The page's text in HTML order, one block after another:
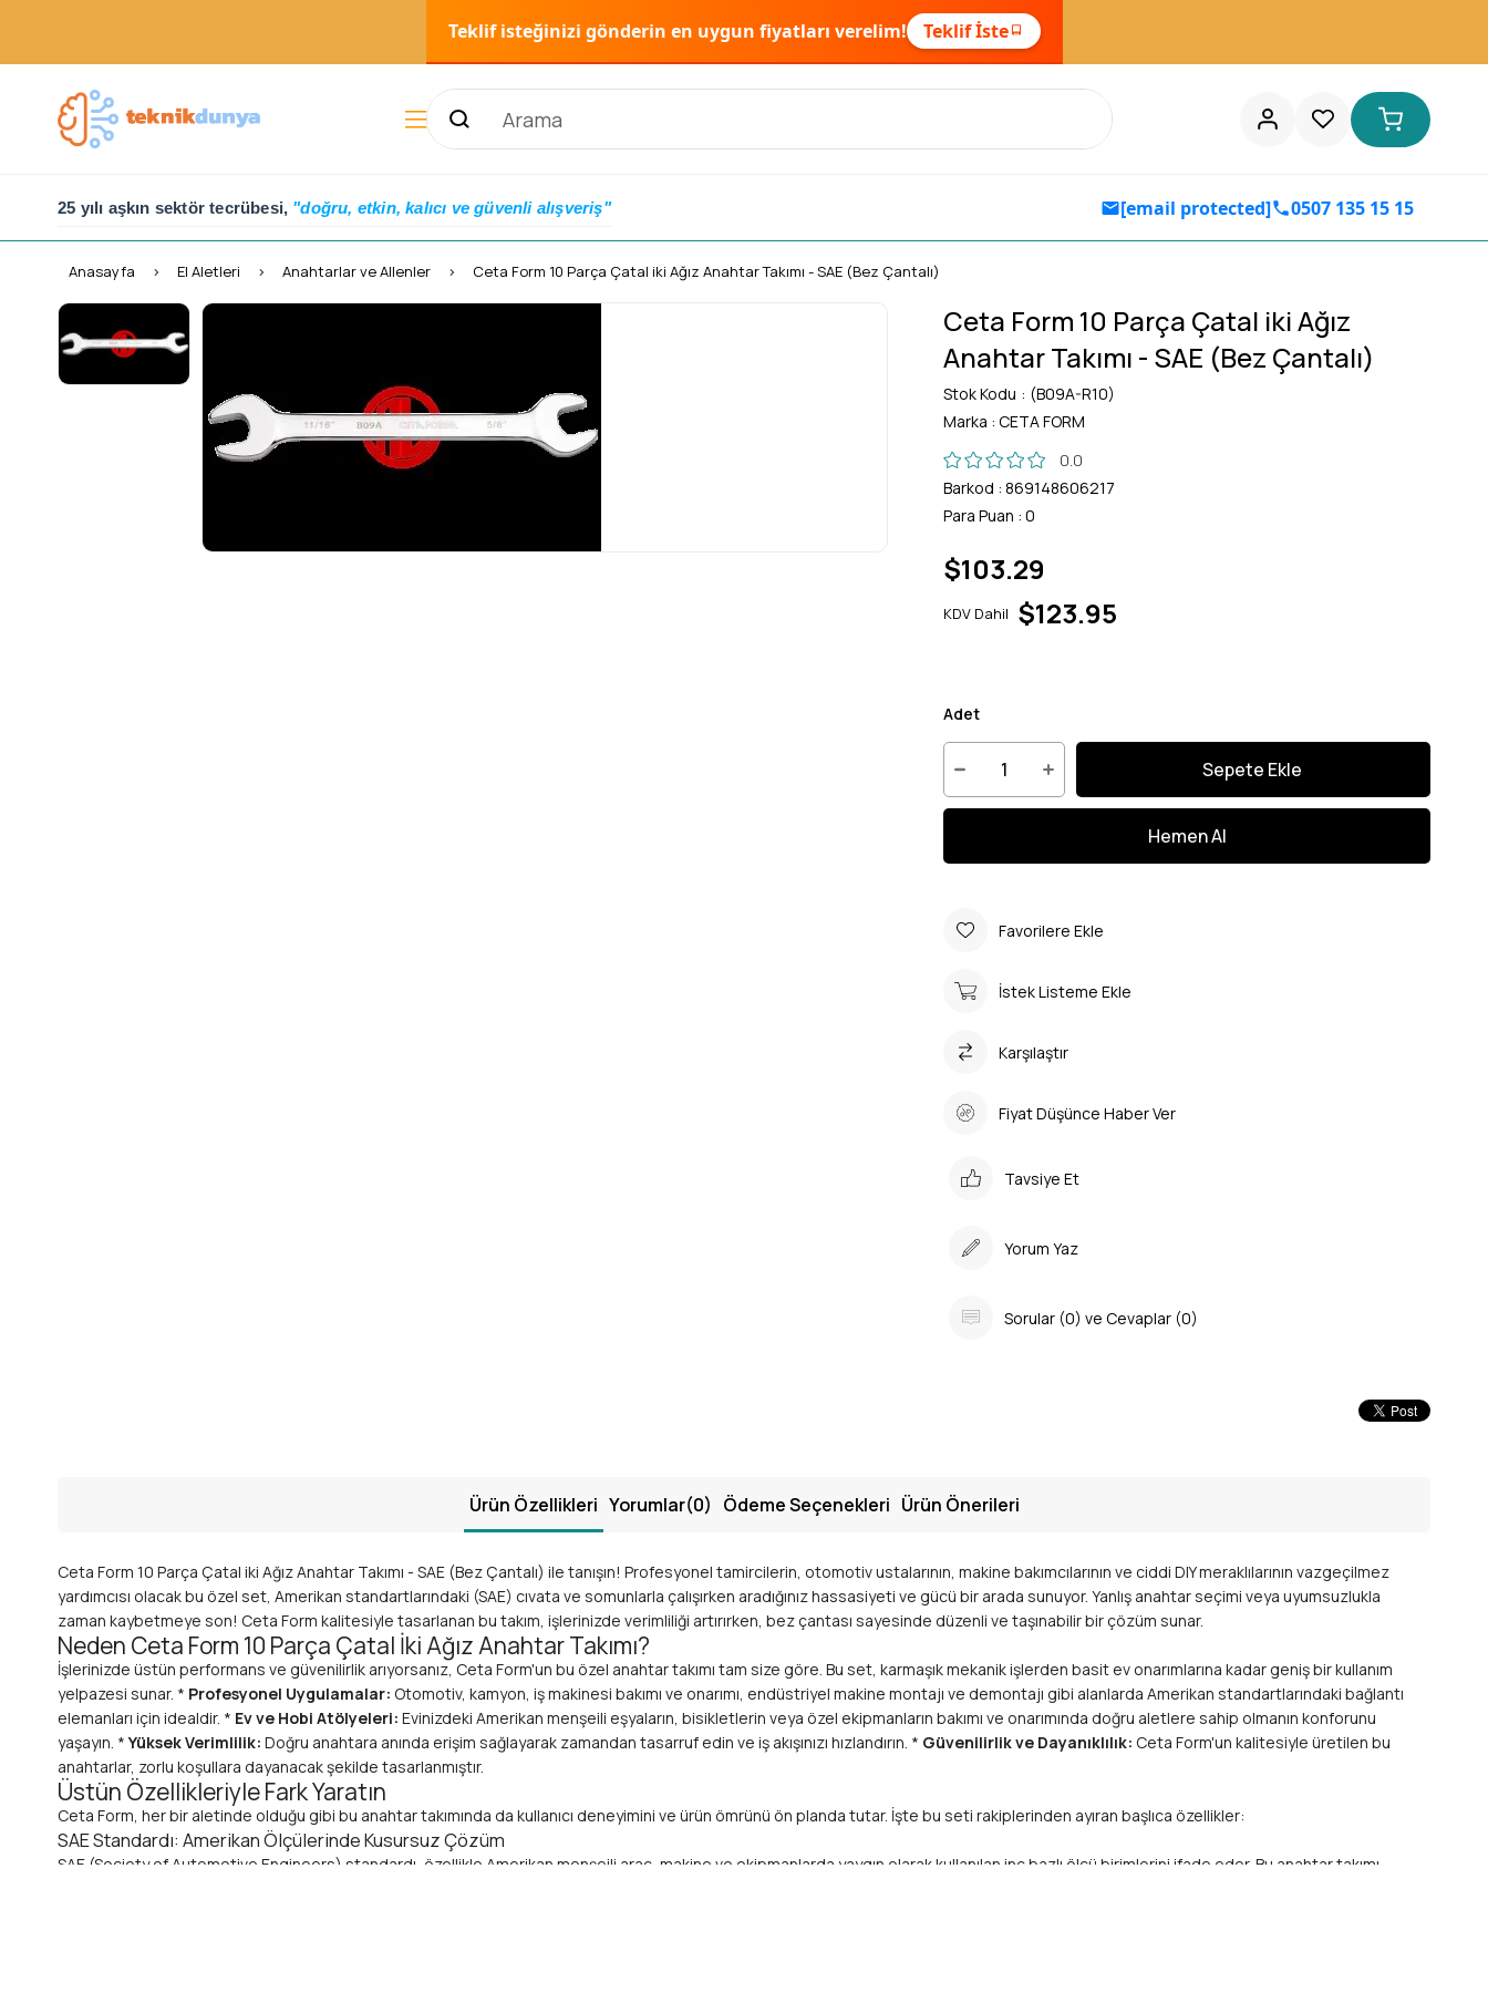
Teklif isteğinizi gönderin en uygun fiyatları verelim! Teklif İste
25 yılı aşkın sektör tecrübesi, "doğru, etkin, kalıcı ve güvenli alışveriş" [email protected] 0507 135 15 15
Anasayfa El Aletleri Anahtarlar ve Allenler Ceta Form 10 Parça Çatal iki Ağız Anahtar Takımı - SAE (Bez Çantalı)
Ceta Form 10 Parça Çatal iki Ağız
Anahtar Takımı - SAE (Bez Çantalı)
Stok Kodu
(B09A-R10)
Marka : CETA FORM
0.0
Barkod : 869148606217
Para Puan : 0
$103.29
KDV Dahil $123.95
Adet
Favorilere Ekle
İstek Listeme Ekle
Karşılaştır
Fiyat Düşünce Haber Ver
Tavsiye Et
Yorum Yaz
Sorular (0) ve Cevaplar (0)
Ürün Özellikleri Yorumlar(0) Ödeme Seçenekleri Ürün Önerileri
Ceta Form 10 Parça Çatal iki Ağız Anahtar Takımı - SAE (Bez Çantalı) ile tanışın! Profesyonel tamircilerin, otomotiv ustalarının, makine bakımcılarının ve ciddi DIY meraklılarının vazgeçilmez
yardımcısı olacak bu özel set, Amerikan standartlarındaki (SAE) cıvata ve somunlarla çalışırken aradığınız hassasiyeti ve gücü bir arada sunuyor. Yanlış anahtar seçimi veya uyumsuzlukla
zaman kaybetmeye son! Ceta Form kalitesiyle tasarlanan bu takım, işlerinizde verimliliği artırırken, bez çantası sayesinde düzenli ve taşınabilir bir çözüm sunar.
Neden Ceta Form 10 Parça Çatal İki Ağız Anahtar Takımı?
İşlerinizde üstün performans ve güvenilirlik arıyorsanız, Ceta Form'un bu özel anahtar takımı tam size göre. Bu set, karmaşık mekanik işlerden basit ev onarımlarına kadar geniş bir kullanım
yelpazesi sunar. * Profesyonel Uygulamalar: Otomotiv, kamyon, iş makinesi bakımı ve onarımı, endüstriyel makine montajı ve demontajı gibi alanlarda Amerikan standartlarındaki bağlantı
elemanları için idealdir. * Ev ve Hobi Atölyeleri: Evinizdeki Amerikan menşeili eşyaların, bisikletlerin veya özel ekipmanların bakımı ve onarımında doğru aletlere sahip olmanın konforunu
yaşayın. *Yüksek Verimlilik: Doğru anahtara anında erişim sağlayarak zamandan tasarruf edin ve iş akışınızı hızlandırın. * Güvenilirlik ve Dayanıklılık: Ceta Form'un kalitesiyle üretilen bu
anahtarlar, zorlu koşullara dayanacak şekilde tasarlanmıştır.
Üstün Özellikleriyle Fark Yaratın
Ceta Form, her bir aletinde olduğu gibi bu anahtar takımında da kullanıcı deneyimini ve ürün ömrünü ön planda tutar. İşte bu seti rakiplerinden ayıran başlıca özellikler:
SAE Standardı: Amerikan Ölçülerinde Kusursuz Çözüm
SAE (Society of Automotive Engineers) standardı, özellikle Amerikan menşeili araç, makine ve ekipmanlarda yaygın olarak kullanılan inç bazlı ölçü birimlerini ifade eder. Bu anahtar takımı,